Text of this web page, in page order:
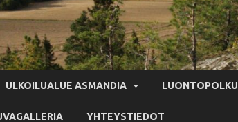
ULKOILUALUE ASMANDIA LUONTOPOLKU
YHTEYSTIEDOT